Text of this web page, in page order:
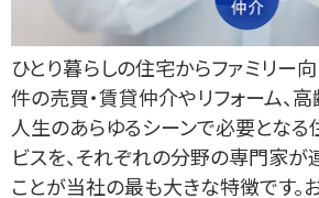
ひとり暮らしの住宅からファミリー
件の売買・賃貸仲介やリフォーム、
人生のあらゆるシーンで必要とな
ビスを、それぞれの分野の専門家が
ことが当社の最も大きな特徴です。